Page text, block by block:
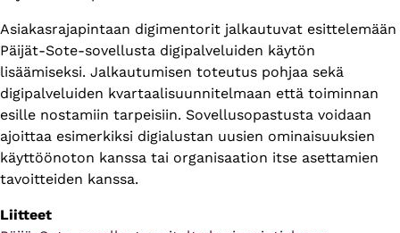
Asiakasrajapintaan digimentorit jalkautuvat esittelemään
Päijät-Sote-sovellusta digipalveluiden käytön
lisäämiseksi. Jalkautumisen toteutus pohjaa sekä
digipalveluiden kvartaalisuunnitelmaan että toiminnan
esille nostamiin tarpeisiin. Sovellusopastusta voidaan
ajoittaa esimerkiksi digialustan uusien ominaisuuksien
käyttöönoton kanssa tai organisaation itse asettamien
tavoitteiden kanssa.
Liitteet